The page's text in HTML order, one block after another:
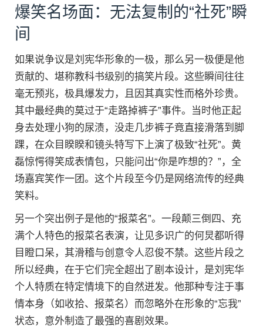
爆笑名场面：无法复制的“社死”瞬
间
如果说争议是刘宪华形象的一极，那么另一极便是他
贡献的、堪称教科书级别的搞笑片段。这些瞬间往往
毫无预兆，极具爆发力，且因其真实性而格外珍贵。
其中最经典的莫过于“走路掉裤子”事件。当时他正起
身去处理小狗的尿渍，没走几步裤子竟直接滑落到脚
踝，在众目睽睽和镜头特写下上演了极致“社死”。黄
磊惊愕得笑成表情包，只能问出“你是咋想的？”，全
场嘉宾笑作一团。这个片段至今仍是网络流传的经典
笑料。
另一个突出例子是他的“报菜名”。一段颠三倒四、充
满个人特色的报菜名表演，让见多识广的何炅都听得
目瞪口呆，其滑稽与创意令人忍俊不禁。这些片段之
所以经典，在于它们完全超出了剧本设计，是刘宪华
个人特质在特定情境下的自然迸发。他那种专注于事
情本身（如收拾、报菜名）而忽略外在形象的“忘我”
状态，意外制造了最强的喜剧效果。